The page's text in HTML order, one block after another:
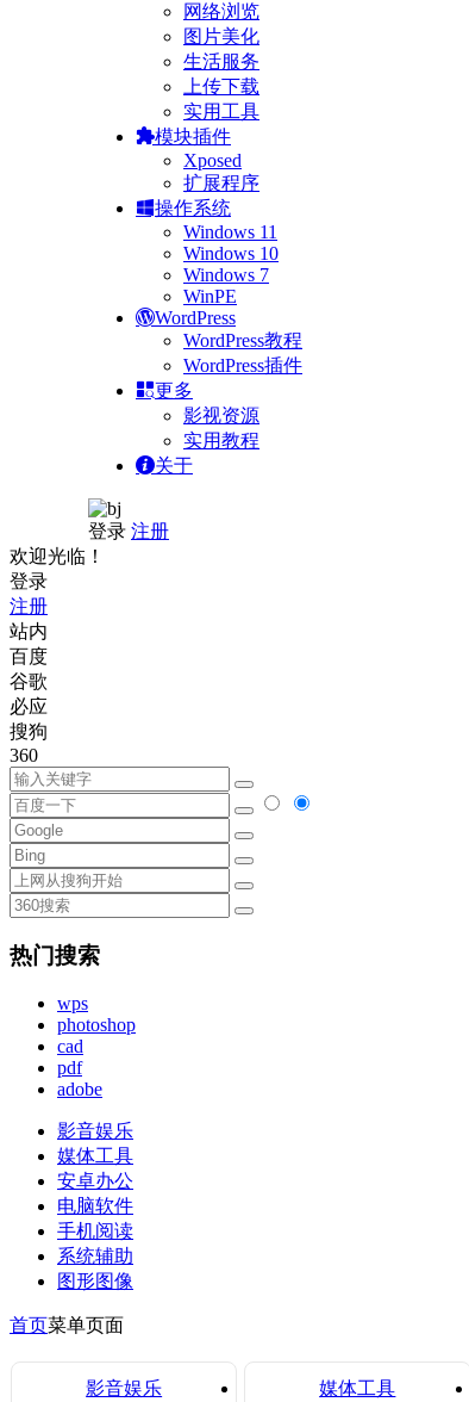
网络浏览
图片美化
生活服务
上传下载
实用工具
模块插件
Xposed
扩展程序
操作系统
Windows 11
Windows 10
Windows 7
WinPE
WordPress
WordPress教程
WordPress插件
更多
影视资源
实用教程
关于
登录 注册
欢迎光临！
登录
注册
站内
百度
谷歌
必应
搜狗
360
热门搜索
wps
photoshop
cad
pdf
adobe
影音娱乐
媒体工具
安卓办公
电脑软件
手机阅读
系统辅助
图形图像
首页菜单页面
影音娱乐 媒体工具